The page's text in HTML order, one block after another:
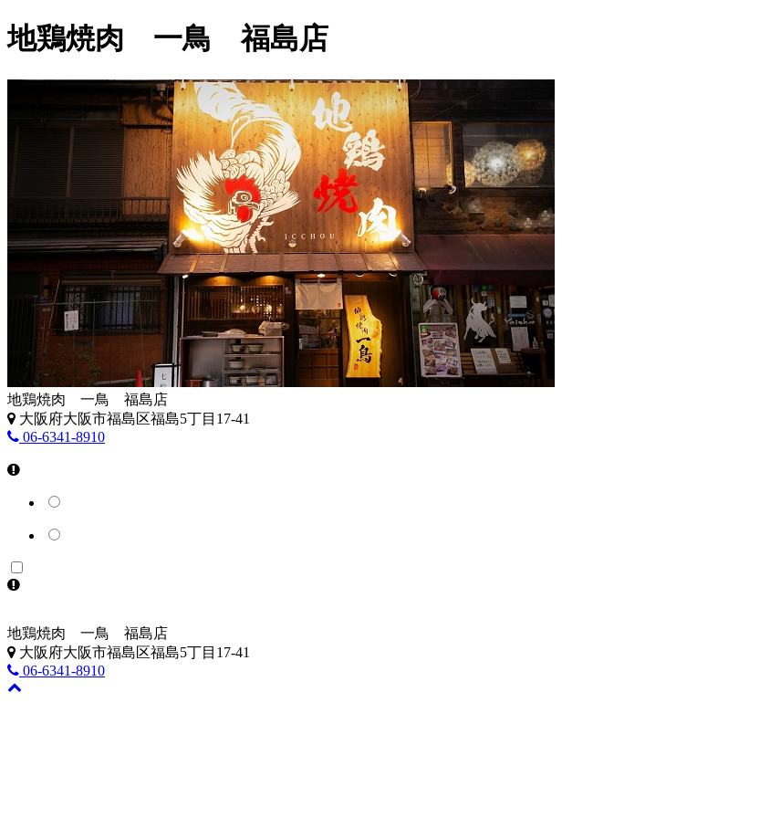
地鶏焼肉 一鳥 福島店
地鶏焼肉 一鳥 福島店
大阪府大阪市福島区福島5丁目17-41
06-6341-8910
地鶏焼肉 一鳥 福島店
大阪府大阪市福島区福島5丁目17-41
06-6341-8910